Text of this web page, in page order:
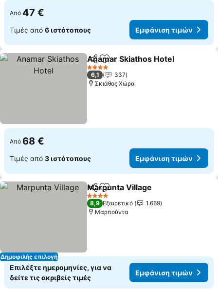
Από 47 €
Τιμές από 6 ιστότοπους Εμφάνιση τιμών
Κοινοποίηση
Προσθήκη στα αγαπημένα
Anamar Skiathos Hotel
4 Αστέρια
6,1
337
Σκιάθος Χώρα
Από 68 €
Τιμές από 3 ιστότοπους Εμφάνιση τιμών
Δημοφιλής επιλογή
Κοινοποίηση
Προσθήκη στα αγαπημένα
Marpunta Village
4 Αστέρια
8,9 Εξαιρετικό
1.669
Μαρπούντα
Επιλέξτε ημερομηνίες, για να
δείτε τις ακριβείς τιμές
Εμφάνιση τιμών